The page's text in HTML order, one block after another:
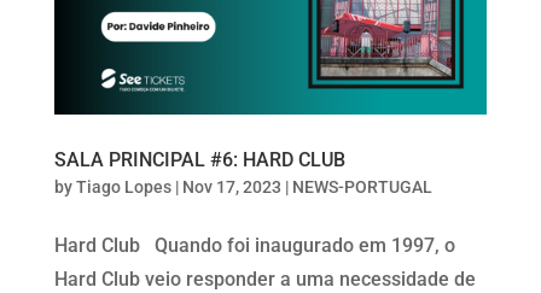
SALA PRINCIPAL #6: HARD CLUB
byTiago Lopes| Nov 17, 2023 | NEWS-PORTUGAL
Hard Club Quando foi inaugurado em 1997, o
Hard Club veio responder a uma necessidade de